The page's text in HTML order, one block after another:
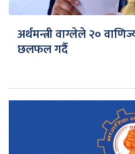
अर्थमन्त्री वाग्लेले २०
छलफल गर्दै